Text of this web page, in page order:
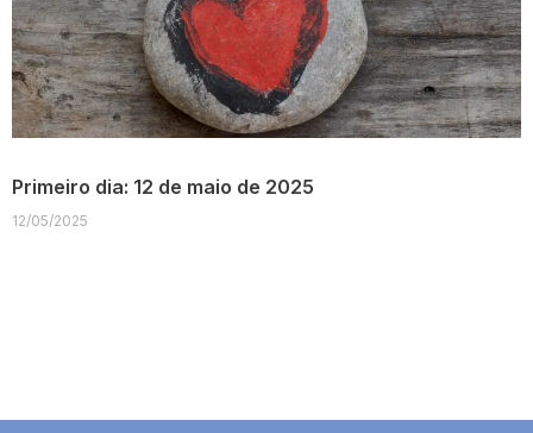
Primeiro dia: 12 de maio de 2025
12/05/2025